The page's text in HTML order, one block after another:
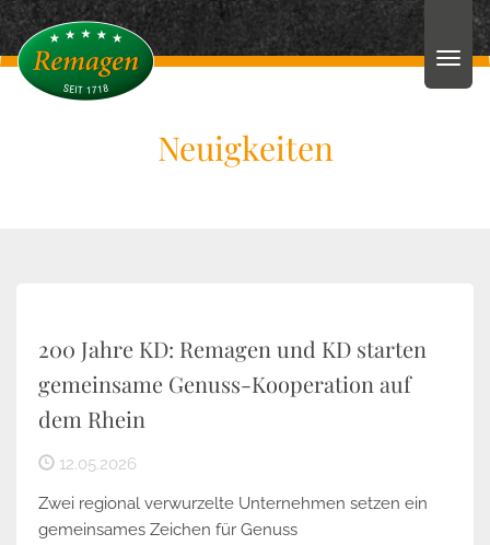
Neuigkeiten
200 Jahre KD: Remagen und KD starten
gemeinsame Genuss-Kooperation auf
dem Rhein
12.05.2026
Zwei regional verwurzelte Unternehmen setzen ein
gemeinsames Zeichen für Genuss